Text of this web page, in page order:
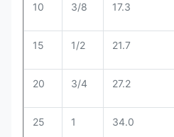
10 3/8 17.3
15 1/2 21.7
20 3/4 27.2
25 1 34.0